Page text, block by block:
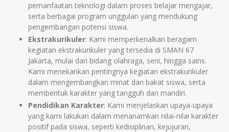
pemanfaatan teknologi dalam proses belajar mengajar,
serta berbagai program unggulan yang mendukung
pengembangan potensi siswa.
Ekstrakurikuler: Kami memperkenalkan beragam
kegiatan ekstrakurikuler yang tersedia di SMAN 67
Jakarta, mulai dari bidang olahraga, seni, hingga sains.
Kami menekankan pentingnya kegiatan ekstrakurikuler
dalam mengembangkan minat dan bakat siswa, serta
membentuk karakter yang tangguh dan mandiri.
Pendidikan Karakter: Kami menjelaskan upaya-upaya
yang kami lakukan dalam menanamkan nilai-nilai karakter
positif pada siswa, seperti kedisiplinan, kejujuran,